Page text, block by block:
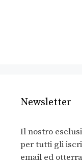
Newsletter
Il nostro
per tutti gli
email ed